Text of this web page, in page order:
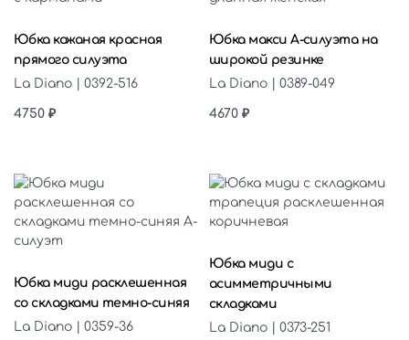
Юбка кожаная красная
прямого силуэта
La Diano | 0392-516
4750 ₽
Юбка макси А-силуэта на
широкой резинке
La Diano | 0389-049
4670 ₽
Юбка миди расклешенная
со складками темно-синяя
La Diano | 0359-36
Юбка миди с
асимметричными
складками
La Diano | 0373-251